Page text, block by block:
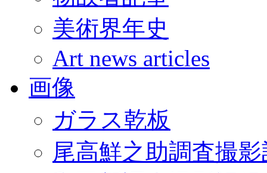
美術界年史
Art news articles
画像
ガラス乾板
尾高鮮之助調査撮